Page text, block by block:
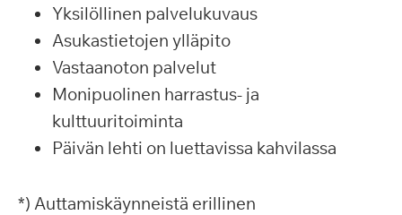
Yksilöllinen palvelukuvaus
Asukastietojen ylläpito
Vastaanoton palvelut
Monipuolinen harrastus- ja
kulttuuritoiminta
Päivän lehti on luettavissa kahvilassa
*) Auttamiskäynneistä erillinen